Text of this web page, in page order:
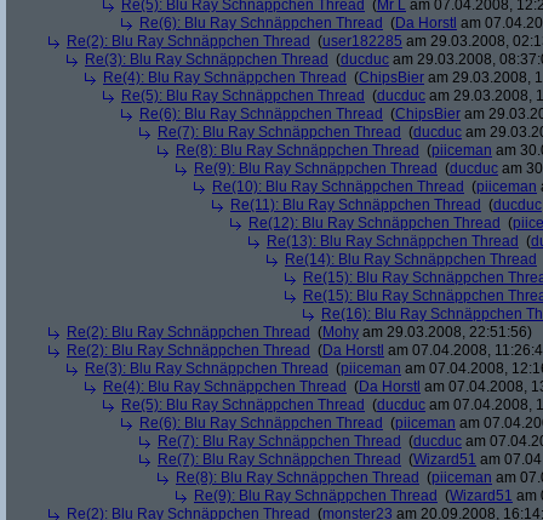
Re(5): Blu Ray Schnäppchen Thread (Mr L am 07.04.2008,
Re(6): Blu Ray Schnäppchen Thread (Da Horstl am
Re(2): Blu Ray Schnäppchen Thread (user182285 am 29.03.2008,
Re(3): Blu Ray Schnäppchen Thread (ducduc am 29.03.2008,
Re(4): Blu Ray Schnäppchen Thread (ChipsBier am 29.03.2008,
Re(5): Blu Ray Schnäppchen Thread (ducduc am 29.03.2008,
Re(6): Blu Ray Schnäppchen Thread (ChipsBier am
Re(7): Blu Ray Schnäppchen Thread (ducduc am
Re(8): Blu Ray Schnäppchen Thread (piiceman am
Re(9): Blu Ray Schnäppchen Thread (ducduc am
Re(10): Blu Ray Schnäppchen Thread (piiceman
Re(11): Blu Ray Schnäppchen Thread (ducduc
Re(12): Blu Ray Schnäppchen Thread (
Re(13): Blu Ray Schnäppchen Thread (
Re(14): Blu Ray Schnäppchen Thread
Re(15): Blu Ray Schnäppchen
Re(15): Blu Ray Schnäppchen
Re(16): Blu Ray Schnäppchen
Re(2): Blu Ray Schnäppchen Thread (Mohy am 29.03.2008, 22:51:56)
Re(2): Blu Ray Schnäppchen Thread (Da Horstl am 07.04.2008,
Re(3): Blu Ray Schnäppchen Thread (piiceman am 07.04.2008,
Re(4): Blu Ray Schnäppchen Thread (Da Horstl am 07.04.2008,
Re(5): Blu Ray Schnäppchen Thread (ducduc am 07.04.2008,
Re(6): Blu Ray Schnäppchen Thread (piiceman am
Re(7): Blu Ray Schnäppchen Thread (ducduc am
Re(7): Blu Ray Schnäppchen Thread (Wizard51 am
Re(8): Blu Ray Schnäppchen Thread (piiceman am
Re(9): Blu Ray Schnäppchen Thread (Wizard51 am
Re(2): Blu Ray Schnäppchen Thread (monster23 am 20.09.2008,